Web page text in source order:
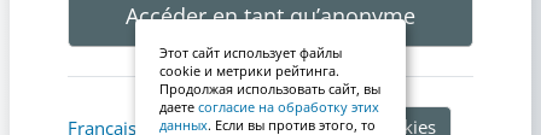
Accéder en tant qu’anonyme
Français ‎(fr)‎ Avis relatif aux cookies
Этот сайт использует файлы
cookie и метрики рейтинга.
Продолжая использовать сайт, вы
даете согласие на обработку этих
данных. Если вы против этого, то